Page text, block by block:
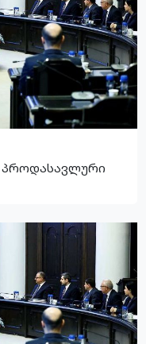
პროდასავლური